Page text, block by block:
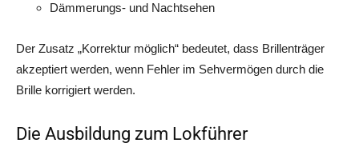
Däm­me­rungs- und Nachtsehen
Der Zusatz „Kor­rek­tur mög­lich“ bedeu­tet, dass Bril­len­trä­ger
akzep­tiert wer­den, wenn Feh­ler im Seh­ver­mö­gen durch die
Bril­le kor­ri­giert werden.
Die Ausbildung zum Lokführer